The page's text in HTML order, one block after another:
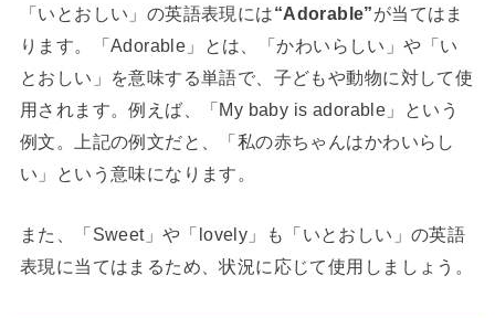
「いとおしい」の英語表現には“Adorable”が当てはま
ります。「Adorable」とは、「かわいらしい」や「い
とおしい」を意味する単語で、子どもや動物に対して使
用されます。例えば、「My baby is adorable」という
例文。上記の例文だと、「私の赤ちゃんはかわいらし
い」という意味になります。
また、「Sweet」や「lovely」も「いとおしい」の英語
表現に当てはまるため、状況に応じて使用しましょう。